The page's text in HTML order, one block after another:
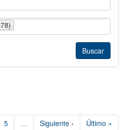
5 … Siguiente › Último »